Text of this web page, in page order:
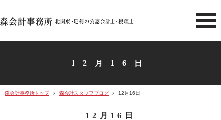
北関東 足利市の公認会計士・
12月16日
森会計事務所トップ 森会計スタッフブログ 12月16日
12月16日